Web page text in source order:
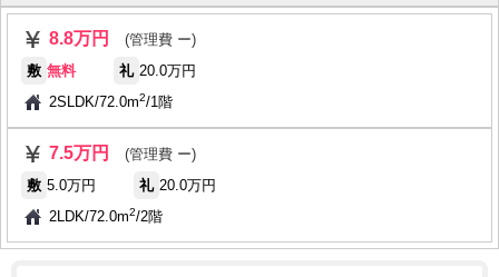
8.8万円
(管理費 ー)
敷 無料 礼 20.0万円
2SLDK/72.0m2/1階
7.5万円
(管理費 ー)
敷 5.0万円 礼 20.0万円
2LDK/72.0m2/2階